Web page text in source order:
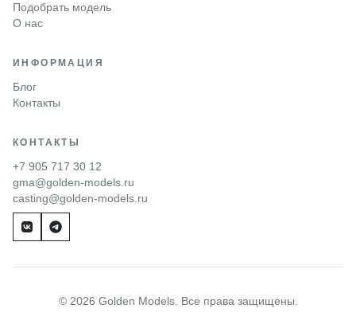
Подобрать модель
О нас
ИНФОРМАЦИЯ
Блог
Контакты
КОНТАКТЫ
+7 905 717 30 12
gma@golden-models.ru
casting@golden-models.ru
© 2026 Golden Models. Все права защищены.